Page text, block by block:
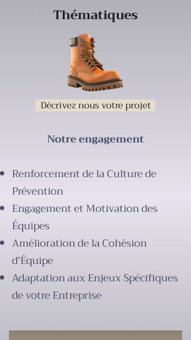
Thématiques
Décrivez nous votre projet
Notre engagement
Renforcement de la Culture de
Prévention
Engagement et Motivation des
Équipes
Amélioration de la Cohésion
d'Équipe
Adaptation aux Enjeux Spécifiques
de votre Entreprise